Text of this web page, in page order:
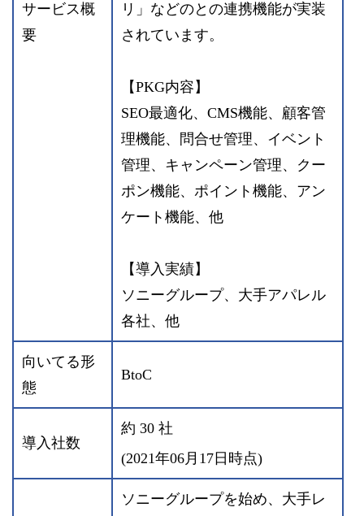
サービス概
要
リ」などのとの連携機能が実装
されています。
【PKG内容】
SEO最適化、CMS機能、顧客管
理機能、問合せ管理、イベント
管理、キャンペーン管理、クー
ポン機能、ポイント機能、アン
ケート機能、他
【導入実績】
ソニーグループ、大手アパレル
各社、他
向いてる形
態
BtoC
導入社数
約 30 社
(2021年06月17日時点)
ソニーグループを始め、大手レ